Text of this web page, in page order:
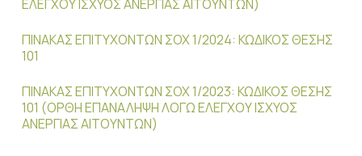
ΕΛΕΓΧΟΥ ΙΣΧΥΟΣ ΑΝΕΡΓΙΑΣ ΑΙΤΟΥΝΤΩΝ)
ΠΙΝΑΚΑΣ ΕΠΙΤΥΧΟΝΤΩΝ ΣΟΧ 1/2024: ΚΩΔΙΚΟΣ ΘΕΣΗΣ
101
ΠΙΝΑΚΑΣ ΕΠΙΤΥΧΟΝΤΩΝ ΣΟΧ 1/2023: ΚΩΔΙΚΟΣ ΘΕΣΗΣ
101 (ΟΡΘΗ ΕΠΑΝΑΛΗΨΗ ΛΟΓΩ ΕΛΕΓΧΟΥ ΙΣΧΥΟΣ
ΑΝΕΡΓΙΑΣ ΑΙΤΟΥΝΤΩΝ)